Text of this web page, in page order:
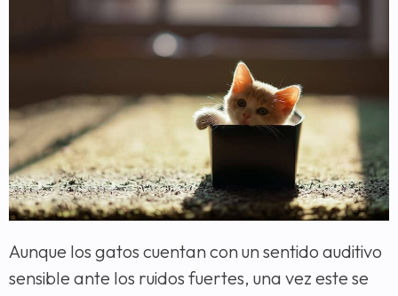
Aunque los gatos cuentan con un sentido auditivo
sensible ante los ruidos fuertes, una vez este se